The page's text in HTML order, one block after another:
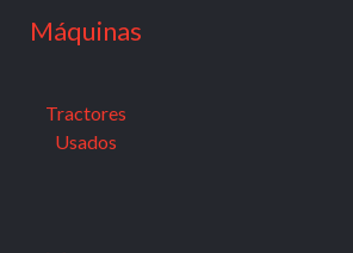
Máquinas
Tractores
Usados